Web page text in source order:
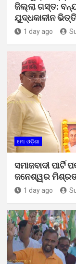
ଜିଲ୍ଲା ଗସ୍ତ:
ଯୁଦ୍ଧକାଳୀନ
1 day ago
ମୋ ଓଡ଼ିଶା
ସମାଜବାଦୀ
ଜନେଶ୍ୱର
1 day ago